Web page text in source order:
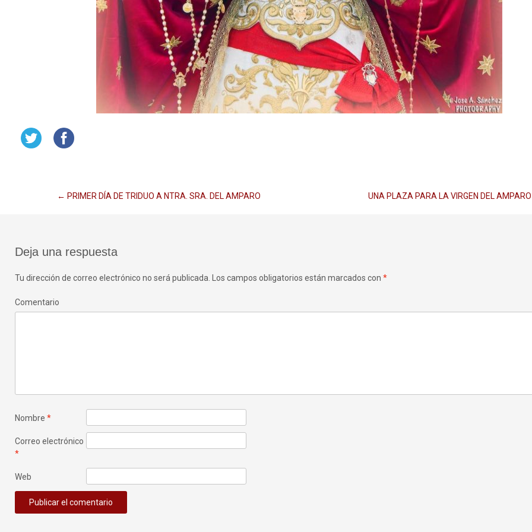
Navegación
de
entradas
← PRIMER DÍA DE TRIDUO A NTRA. SRA. DEL AMPARO UNA PLAZA PARA LA VIRGEN DEL
Deja una respuesta
Tu dirección de correo electrónico no será publicada. Los campos obligatorios están marcados con*
Comentario
Nombre*
Correo electrónico
*
Web